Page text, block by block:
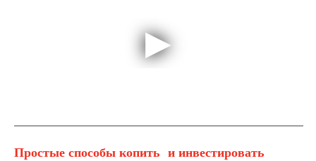
Простые способы копить и инвестировать